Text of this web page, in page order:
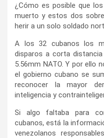
¿Cómo es posible que
muerto y estos dos
herir a un solo soldado
A los 32 cubanos los
disparos a corta
5.56mm NATO. Y por ello
el gobierno cubano se
reconocer la mayor
inteligencia y
Si algo faltaba para
cubanos, está la
venezolanos